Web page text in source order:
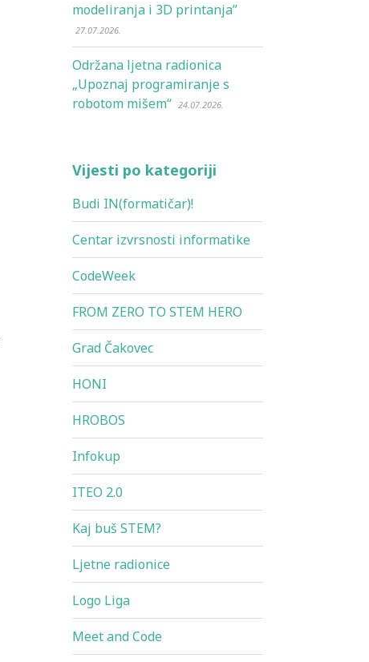
modeliranja i 3D printanja”
27.07.2026.
Održana ljetna radionica
„Upoznaj programiranje s
robotom mišem“ 24.07.2026.
Vijesti po kategoriji
Budi IN(formatičar)!
Centar izvrsnosti informatike
CodeWeek
FROM ZERO TO STEM HERO
Grad Čakovec
HONI
HROBOS
Infokup
ITEO 2.0
Kaj buš STEM?
Ljetne radionice
Logo Liga
Meet and Code